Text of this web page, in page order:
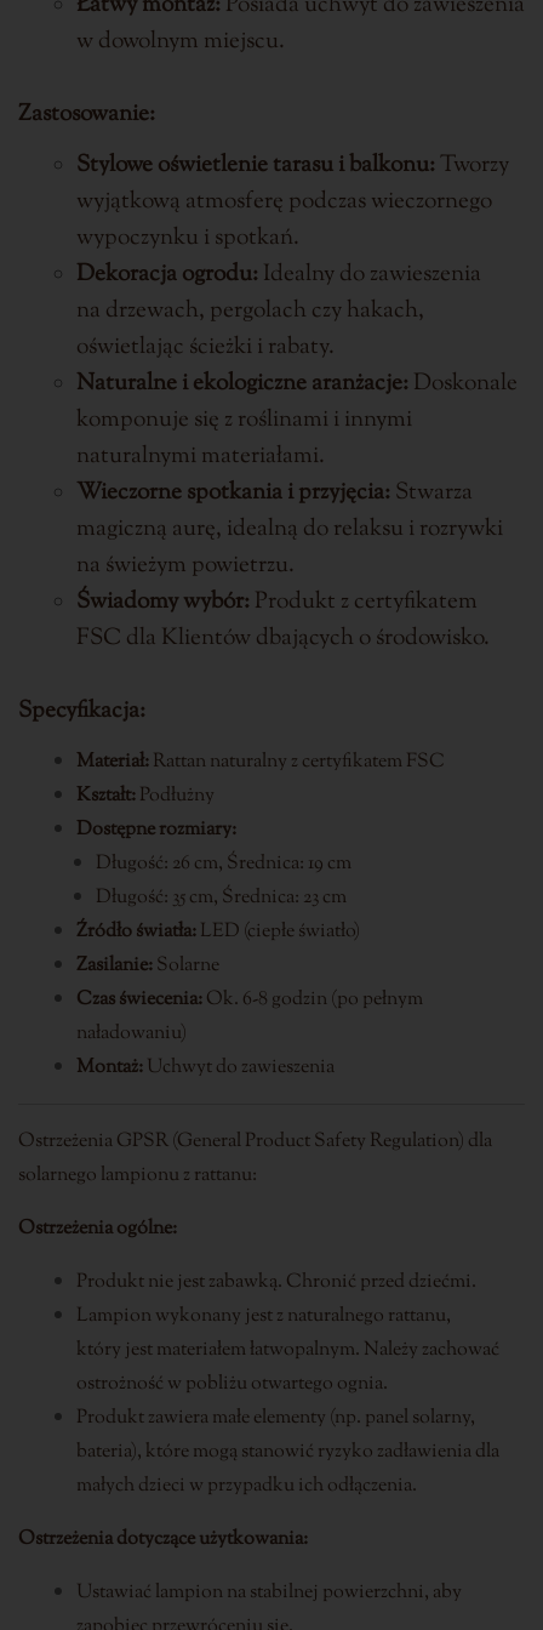
w dowolnym miejscu.
Zastosowanie:
Stylowe oświetlenie tarasu i balkonu:Tworzy
wyjątkową atmosferę podczas wieczornego
wypoczynku i spotkań.
Dekoracja ogrodu: Idealny do zawieszenia
na drzewach, pergolach czy hakach,
oświetlając ścieżki i rabaty.
Naturalne i ekologiczne aranżacje: Doskonale
komponuje się z roślinami i innymi
naturalnymi materiałami.
Wieczorne spotkania i przyjęcia: Stwarza
magiczną aurę, idealną do relaksu i rozrywki
na świeżym powietrzu.
Świadomy wybór: Produkt z certyfikatem
FSC dla Klientów dbających o środowisko.
Specyfikacja:
Materiał:Rattan naturalny z certyfikatem FSC
Kształt:Podłużny
Dostępne rozmiary:
Długość: 26 cm, Średnica: 19 cm
Długość: 35 cm, Średnica: 23 cm
Źródło światła:LED (ciepłe światło)
Zasilanie:Solarne
Czas świecenia:Ok. 6-8 godzin (po pełnym
naładowaniu)
Montaż:Uchwyt do zawieszenia
Ostrzeżenia GPSR (General Product Safety Regulation) dla
solarnego lampionu z rattanu:
Ostrzeżenia ogólne:
Produkt nie jest zabawką. Chronić przed dziećmi.
Lampion wykonany jest z naturalnego rattanu,
który jest materiałem łatwopalnym. Należy zachować
ostrożność w pobliżu otwartego ognia.
Produkt zawiera małe elementy (np. panel solarny,
bateria), które mogą stanowić ryzyko zadławienia dla
małych dzieci w przypadku ich odłączenia.
Ostrzeżenia dotyczące użytkowania:
Ustawiać lampion na stabilnej powierzchni, aby